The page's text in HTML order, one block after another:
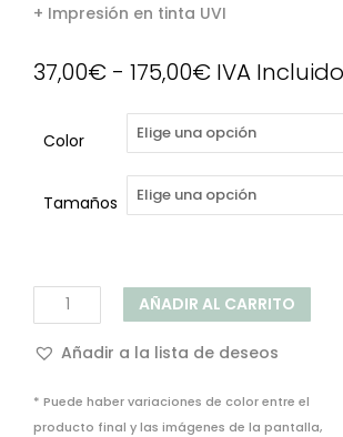
+ Impresión en tinta UVI
37,00€ - 175,00€Rango
precios:
desde
37,00€
hasta
175,00€
IVA Incluido
Color
Tamaños
Panel
cocina
Mármol
AÑADIR AL CARRITO
Añadir a la lista de deseos
* Puede haber variaciones de color entre el
producto final y las imágenes de la pantalla,